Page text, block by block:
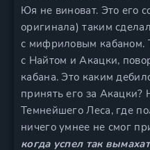
Юя не виноват. Это его
оригинала) таким сделал
с мифриловым кабаном.
с Найтом и Акацки,
кабана. Это каким
принять его за Акацки?
Темнейшего Леса, где
ничего умнее не смог
когда успел так